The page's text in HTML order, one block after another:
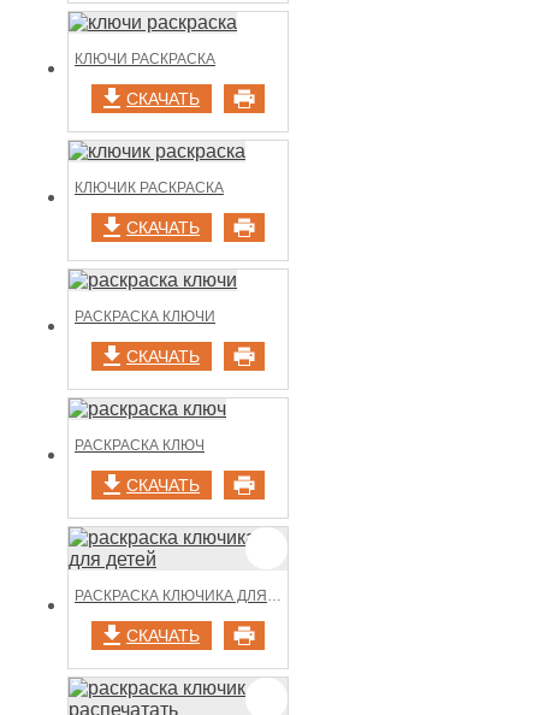
КЛЮЧИ РАСКРАСКА
СКАЧАТЬ
КЛЮЧИК РАСКРАСКА
СКАЧАТЬ
РАСКРАСКА КЛЮЧИ
СКАЧАТЬ
РАСКРАСКА КЛЮЧ
СКАЧАТЬ
РАСКРАСКА КЛЮЧИКА ДЛЯ ДЕТЕЙ
СКАЧАТЬ